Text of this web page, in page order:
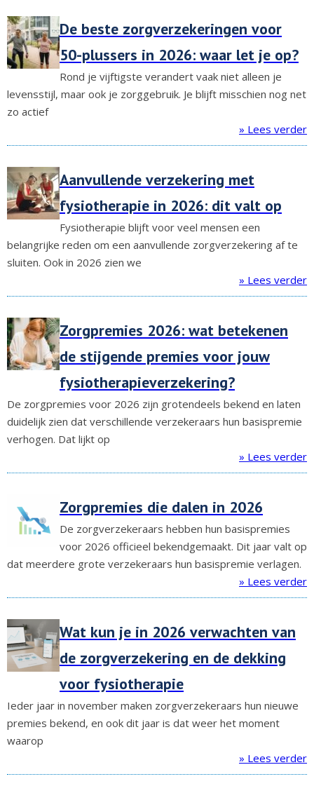
De beste zorgverzekeringen voor
50-plussers in 2026: waar let je op?
Rond je vijftigste verandert vaak niet alleen je
levensstijl, maar ook je zorggebruik. Je blijft misschien nog net
zo actief
» Lees verder
Aanvullende verzekering met
fysiotherapie in 2026: dit valt op
Fysiotherapie blijft voor veel mensen een
belangrijke reden om een aanvullende zorgverzekering af te
sluiten. Ook in 2026 zien we
» Lees verder
Zorgpremies 2026: wat betekenen
de stijgende premies voor jouw
fysiotherapieverzekering?
De zorgpremies voor 2026 zijn grotendeels bekend en laten
duidelijk zien dat verschillende verzekeraars hun basispremie
verhogen. Dat lijkt op
» Lees verder
Zorgpremies die dalen in 2026
De zorgverzekeraars hebben hun basispremies
voor 2026 officieel bekendgemaakt. Dit jaar valt op
dat meerdere grote verzekeraars hun basispremie verlagen.
» Lees verder
Wat kun je in 2026 verwachten van
de zorgverzekering en de dekking
voor fysiotherapie
Ieder jaar in november maken zorgverzekeraars hun nieuwe
premies bekend, en ook dit jaar is dat weer het moment
waarop
» Lees verder